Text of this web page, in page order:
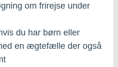
om frirejse under
du har børn eller
en ægtefælle der også